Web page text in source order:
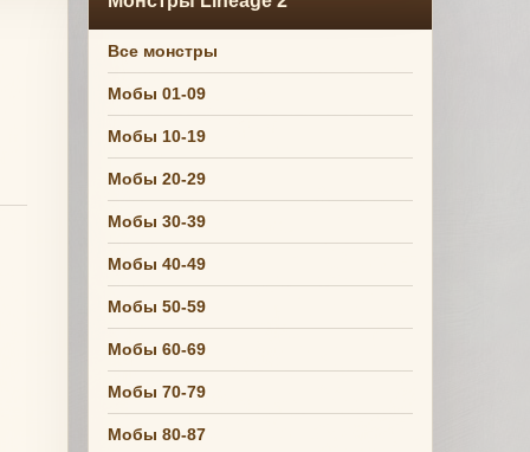
Все монстры
Мобы 01-09
Мобы 10-19
Мобы 20-29
Мобы 30-39
Мобы 40-49
Мобы 50-59
Мобы 60-69
Мобы 70-79
Мобы 80-87